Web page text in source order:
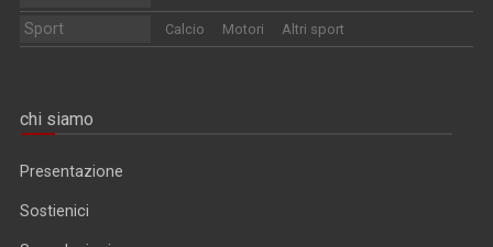
Sport Calcio Motori Altri sport
chi siamo
Presentazione
Sostienici